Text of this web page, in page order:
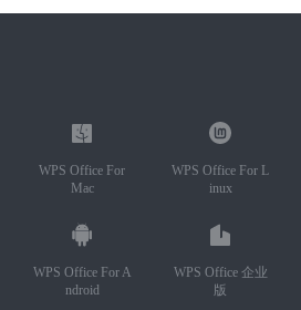
WPS Office For
Mac
WPS Office For L
inux
WPS Office For A
ndroid
WPS Office 企业
版